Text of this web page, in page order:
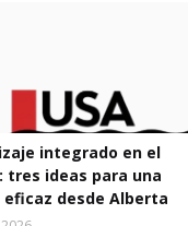
integrado en el
tres ideas para una
desde Alberta